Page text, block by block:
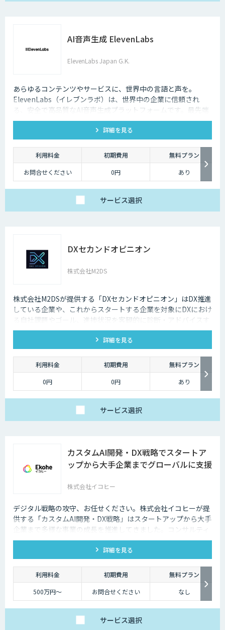
AI音声生成 ElevenLabs
ElevenLabs Japan G.K.
あらゆるコンテンツやサービスに、世界中の言語と声を。
ElevenLabs（イレブンラボ）は、世界中の企業に信頼され
る、安全で高品質なAI音声生成プラットフォームです。最先端
の技術で自然な音声を生成し、多言語対応やボイスクローニン
グ機能も、悪用を防ぐ倫理的ガードレールの中で提供します。
詳細を見る
利用料金 初期費用
無料プラン
お問合せください
0円 あり
サービス選択
DXセカンドオピニオン
株式会社M2DS
株式会社M2DSが提供する「DXセカンドオピニオン」はDX推進
している企業や、これからスタートする企業を対象にDXにおけ
る自社課題やゴール、進捗状況を客観的に診断・アドバイスす
るサービスです
詳細を見る
利用料金 初期費用
無料プラン
0円
0円 あり
サービス選択
カスタムAI開発・DX戦略でスタートア
ップから大手企業までグローバルに支援
株式会社イコヒー
デジタル戦略の攻守、お任せください。株式会社イコヒーが提
供する「カスタムAI開発・DX戦略」はスタートアップから大手
企業まで多様な事業の成長を推進してきました。コンサルティ
ングから開発、データ基盤構築まで、ワンストップで支援しま
詳細を見る
利用料金 初期費用
無料プラン
500万円〜
お問合せください なし
サービス選択